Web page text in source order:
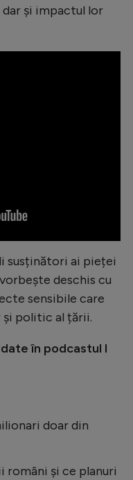
și impactul lor
susținători ai pieței
deschis cu
sensibile care
politic al țării.
în podcastul I
doar din
și ce planuri